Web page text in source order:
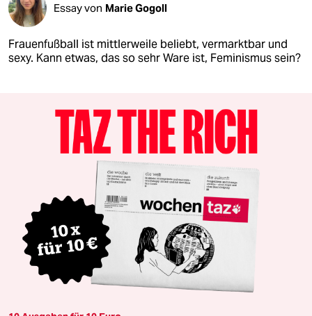
Essay von Marie Gogoll
Frauenfußball ist mittlerweile beliebt, vermarktbar und
sexy. Kann etwas, das so sehr Ware ist, Feminismus sein?